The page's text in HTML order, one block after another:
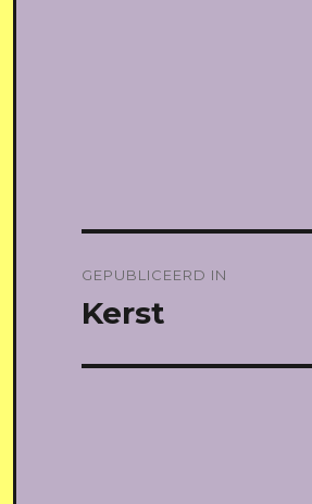
navigatie
GEPUBLICEERD IN
Kerst